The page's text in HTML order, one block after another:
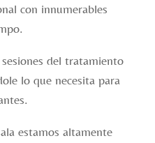
con innumerables
del tratamiento
lo que necesita para
estamos altamente